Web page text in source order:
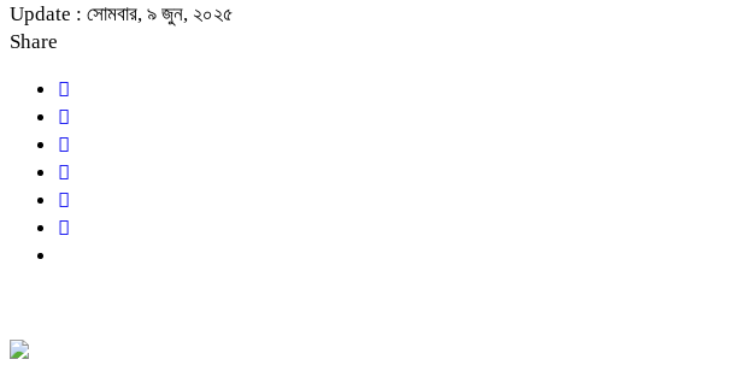
Update : সোমবার, ৯ জুন, ২০২৫
Share